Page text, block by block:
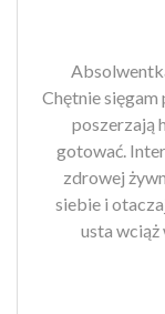
Chętnie sięgam
poszerzają
gotować.
zdrowej
siebie i
usta wciąż